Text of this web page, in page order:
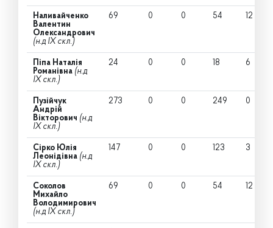
Наливайченко
Валентин
Олександрович
(н.д IX скл.)
69 0 0 54 12
Піпа Наталія
Романівна (н.д
IX скл.)
24 0 0 18 6
Пузійчук
Андрій
Вікторович (н.д
IX скл.)
273 0 0 249 0
Сірко Юлія
Леонідівна (н.д
IX скл.)
147 0 0 123 3
Соколов
Михайло
Володимирович
(н.д IX скл.)
69 0 0 54 12